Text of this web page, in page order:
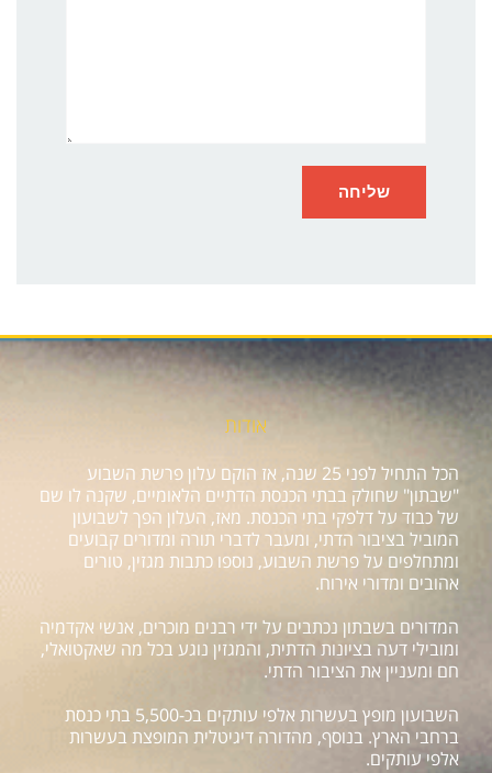
אודות
הכל התחיל לפני 25 שנה, אז הוקם עלון פרשת השבוע
"שבתון" שחולק בבתי הכנסת הדתיים הלאומיים, שקנה לו שם
של כבוד על דלפקי בתי הכנסת. מאז, העלון הפך לשבועון
המוביל בציבור הדתי, ומעבר לדברי תורה ומדורים קבועים
ומתחלפים על פרשת השבוע, נוספו כתבות מגזין, טורים
אהובים ומדורי אירוח.
המדורים בשבתון נכתבים על ידי רבנים מוכרים, אנשי אקדמיה
ומובילי דעה בציונות הדתית, והמגזין נוגע בכל מה שאקטואלי,
חם ומעניין את הציבור הדתי.
השבועון מופץ בעשרות אלפי עותקים בכ-5,500 בתי כנסת
ברחבי הארץ. בנוסף, מהדורה דיגיטלית המופצת בעשרות
אלפי עותקים.